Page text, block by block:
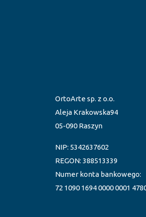
OrtoArte sp. z o.o.
Aleja Krakowska94
05-090 Raszyn
NIP: 5342637602
REGON: 388513339
Numer konta bankowego:
72 1090 1694 0000 0001